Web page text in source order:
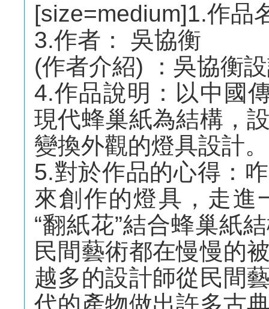
[size=medium]1.作品
3.作者： 吳協衡
(作者介紹) ：吳協衡
4.作品說明：以中國
現代蜂巢紙為結構，
變換外觀的燈具設計。
5.對於作品的心得：
來創作的燈具，走進
“翻紙花”結合蜂巢紙
民間藝術都在慢慢的
越多的設計師從民間